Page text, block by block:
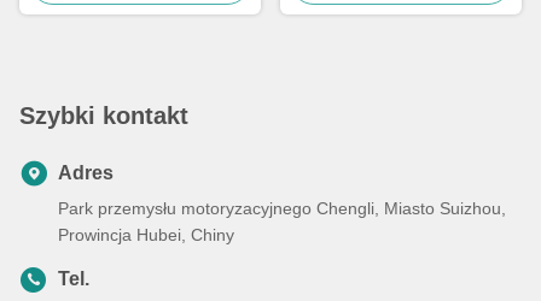
Szybki kontakt
Adres
Park przemysłu motoryzacyjnego Chengli, Miasto Suizhou,
Prowincja Hubei, Chiny
Tel.